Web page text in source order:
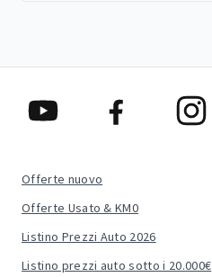
Offerte nuovo
Offerte Usato & KM0
Listino Prezzi Auto 2026
Listino prezzi auto sotto i 20.000€